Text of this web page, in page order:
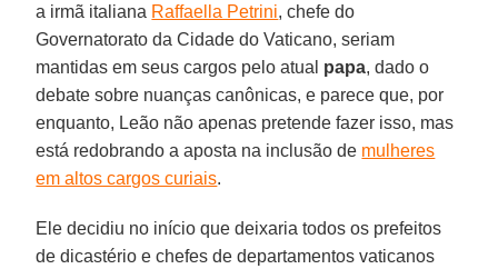
a irmã italiana Raffaella Petrini, chefe do
Governatorato da Cidade do Vaticano, seriam
mantidas em seus cargos pelo atual papa, dado o
debate sobre nuanças canônicas, e parece que, por
enquanto, Leão não apenas pretende fazer isso, mas
está redobrando a aposta na inclusão de mulheres
em altos cargos curiais.
Ele decidiu no início que deixaria todos os prefeitos
de dicastério e chefes de departamentos vaticanos